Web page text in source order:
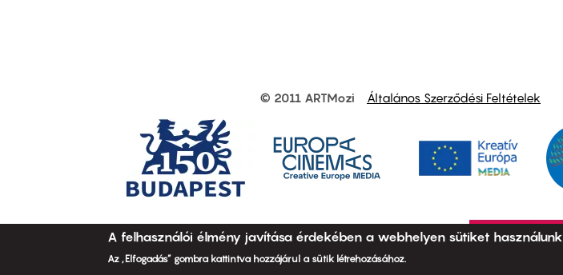
other
© 2011 ARTMozi Általános Szerződési Feltételek
A felhasználói élmény javítása érdekében a webhelyen sütiket használunk
Az „Elfogadás” gombra kattintva hozzájárul a sütik létrehozásához.